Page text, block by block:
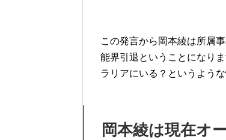
この発言から岡本綾は所属
能界引退ということになり
ラリアにいる？というような
岡本綾は現在オ